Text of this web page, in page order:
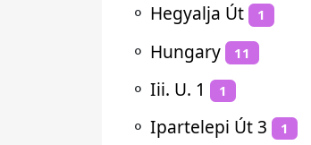
⚬ Hegyalja Út 1
⚬ Hungary 11
⚬ Iii. U. 1 1
⚬ Ipartelepi Út 3 1